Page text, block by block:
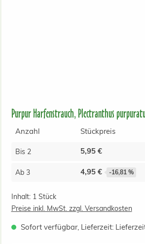
Purpur Harfenstrauch, Plectranthus
Anzahl Stückpreis
Bis 2 5,95 €
Ab 3 4,95 € -16,81 %
Inhalt: 1 Stück
Preise inkl. MwSt. zzgl. Versandkosten
Sofort verfügbar, Lieferzeit: